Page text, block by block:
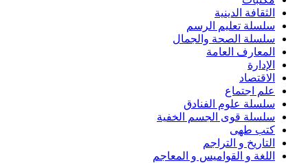
الثقافة الدينية
سلسلة تعليم الرسم
سلسلة الصحة والجمال
المعارف العامة
الإدارة
الاقتصاد
علم اجتماع
سلسلة علوم الفنادق
سلسلة قوى الجسم الخفية
كتب طهى
التاريخ و التراجم
اللغة و القواميس و المعاجم